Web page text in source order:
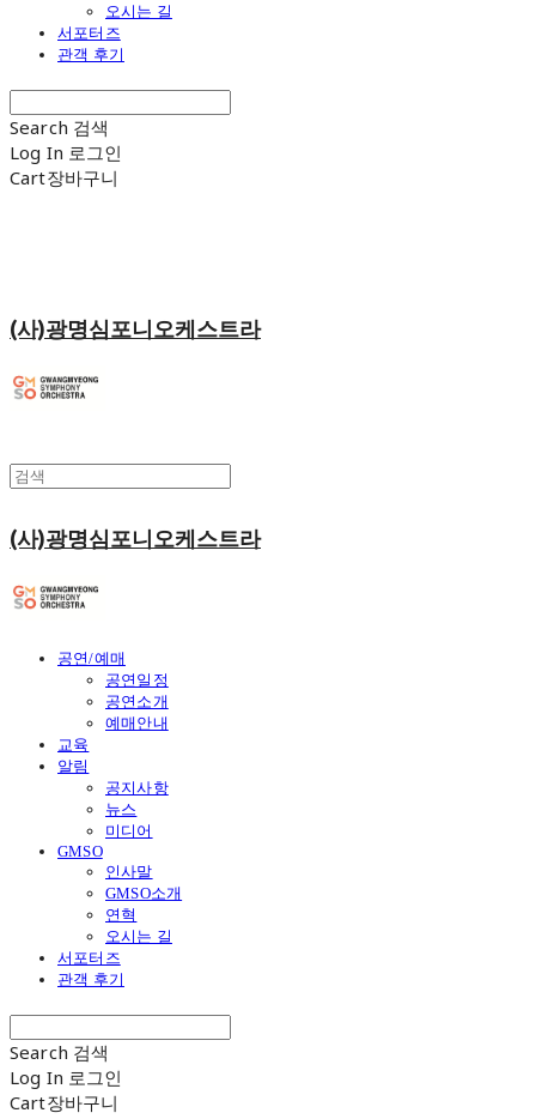
오시는 길
서포터즈
관객 후기
Search 검색
Log In 로그인
Cart장바구니
(사)광명심포니오케스트라
(사)광명심포니오케스트라
공연/예매
공연일정
공연소개
예매안내
교육
알림
공지사항
뉴스
미디어
GMSO
인사말
GMSO소개
연혁
오시는 길
서포터즈
관객 후기
Search 검색
Log In 로그인
Cart장바구니